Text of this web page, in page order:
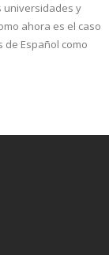
universidades y
ahora es el caso
de Español como